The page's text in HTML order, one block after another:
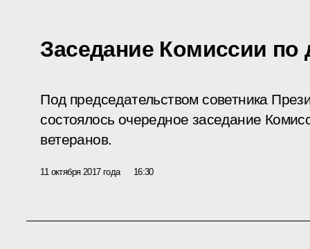
Заседание Комиссии по
Под председательством советника
состоялось очередное заседание
ветеранов.
11 октября 2017 года 16:30